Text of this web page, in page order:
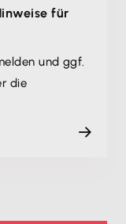
für
und ggf.
die